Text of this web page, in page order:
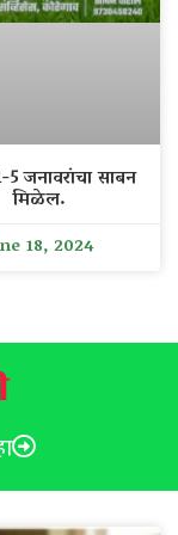
जनावरांचा साबन
मिळेल.
18, 2024